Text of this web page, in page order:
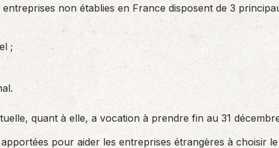
non établies en France disposent de 3
;
quant à elle, a vocation à prendre fin au 31
pour aider les entreprises étrangères à choisir